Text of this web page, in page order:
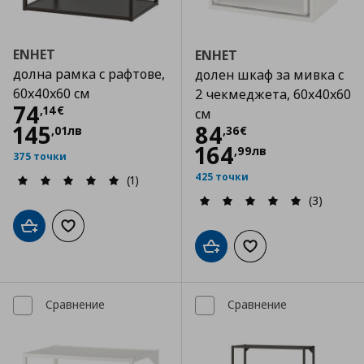
ENHET
долна рамка с рафтове,
60x40x60 см
74,14€
Цена
145,01лв
375 точки
(1)
Добави в кошницата
Добави към списъка с любими
ENHET
долен шкаф за мивка с
2 чекмеджета, 60x40x60
см
84,36€
Цена
164,99лв
425 точки
(3)
Добави в кошницата
Добави към
Сравнение Сравнение